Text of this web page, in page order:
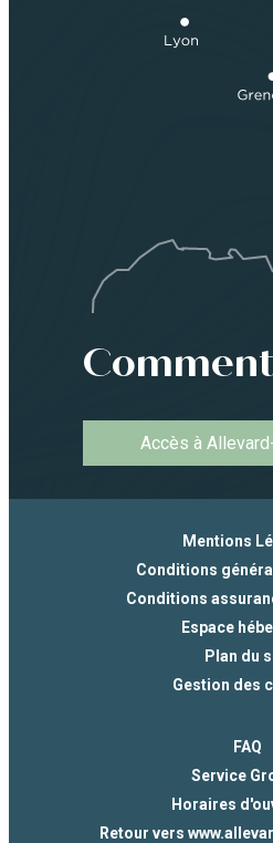
Accès à
Mentions
Conditions
Conditions
Espace
Plan du
Gestion des
FAQ
Service
Horaires
Retour vers